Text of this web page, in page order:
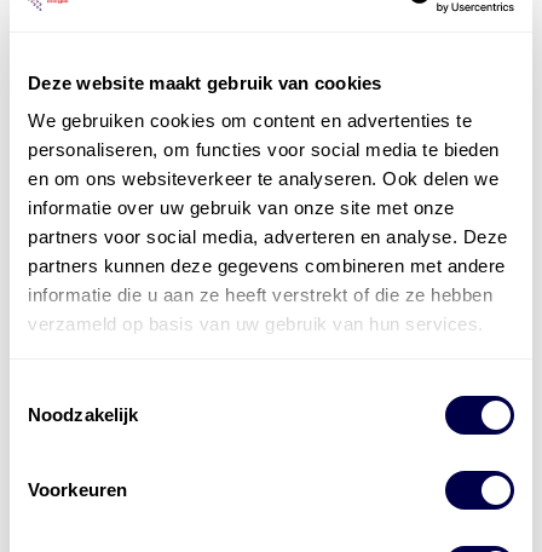
Deze website maakt gebruik van cookies
We gebruiken cookies om content en advertenties te
personaliseren, om functies voor social media te bieden
en om ons websiteverkeer te analyseren. Ook delen we
informatie over uw gebruik van onze site met onze
partners voor social media, adverteren en analyse. Deze
partners kunnen deze gegevens combineren met andere
informatie die u aan ze heeft verstrekt of die ze hebben
verzameld op basis van uw gebruik van hun services.
Noodzakelijk
Voorkeuren
Officieel distributeur met Mobil Smeermiddelen
voor alle sectoren
Welke olie heb ik nodig
Alle producten bekijken